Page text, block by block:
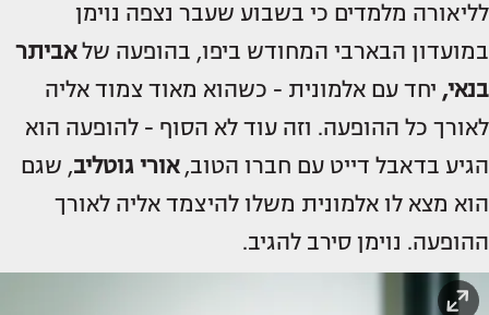
לליאורה מלמדים כי בשבוע שעבר נצפה נוימן
במועדון הבארבי המחודש ביפו, בהופעה שלאביתר
בנאי, יחד עם אלמונית - כשהוא מאוד צמוד אליה
לאורך כל ההופעה. וזה עוד לא הסוף - להופעה הוא
הגיע בדאבל דייט עם חברו הטוב,אורי גוטליב, שגם
הוא מצא לו אלמונית משלו להיצמד אליה לאורך
ההופעה. נוימן סירב להגיב.